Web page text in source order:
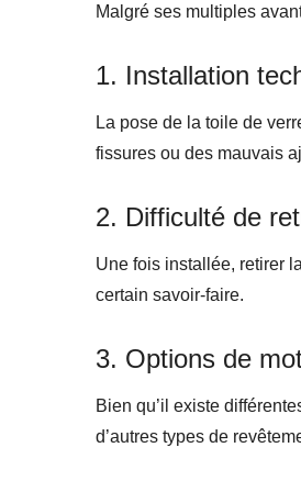
Malgré ses multiples
1. Installation
La pose de la toile de
fissures ou des mauvais
2. Difficulté de
Une fois installée, retirer
certain savoir-faire.
3. Options de
Bien qu’il existe
d’autres types de